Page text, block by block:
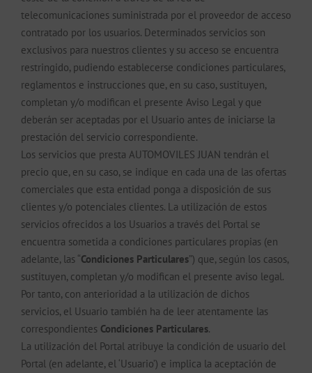
telecomunicaciones suministrada por el proveedor de acceso
contratado por los usuarios. Determinados servicios son
exclusivos para nuestros clientes y su acceso se encuentra
restringido, pudiendo establecerse condiciones particulares,
reglamentos e instrucciones que, en su caso, sustituyen,
completan y/o modifican el presente Aviso Legal y que
deberán ser aceptadas por el Usuario antes de iniciarse la
prestación del servicio correspondiente.
Los servicios que presta AUTOMOVILES JUAN tendrán el
precio que, en su caso, se indique en cada una de las ofertas
comerciales que esta entidad ponga a disposición de sus
clientes y/o potenciales clientes. La utilización de estos
servicios ofrecidos a los Usuarios a través del Portal se
encuentra sometida a condiciones particulares propias (en
adelante, las “Condiciones Particulares”) que, según los casos,
sustituyen, completan y/o modifican el presente aviso legal.
Por tanto, con anterioridad a la utilización de dichos
servicios, el Usuario también ha de leer atentamente las
correspondientes Condiciones Particulares.
La utilización del Portal atribuye la condición de usuario del
Portal (en adelante, el ‘Usuario’) e implica la aceptación de